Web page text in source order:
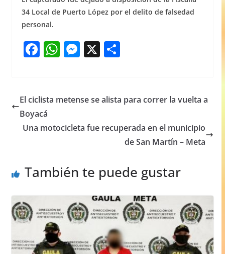
34 Local de Puerto López por el delito de falsedad
personal.
F
e
b
o
W
s
p
M
e
g
X S
e
El ciclista metense se alista para correr la vuelta a
Boyacá
Una motocicleta fue recuperada en el municipio
de San Martín – Meta
También te puede gustar